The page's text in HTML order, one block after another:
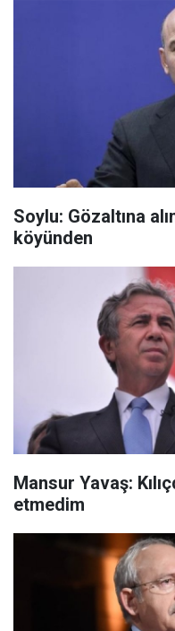
Soylu: Gözaltına
köyünden
Mansur Yavaş:
etmedim